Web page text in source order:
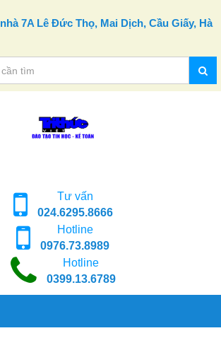
7A Lê Đức Thọ, Mai Dịch, Cầu Giấy, Hà
Tư vấn
024.6295.8666
Hotline
0976.73.8989
Hotline
0399.13.6789